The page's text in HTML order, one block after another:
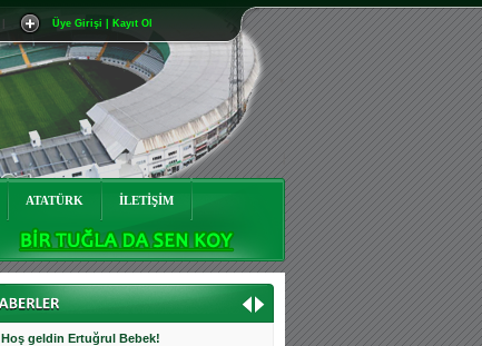
Üye Girişi | Kayıt Ol
ATATÜRK İLETİŞİM
Mutluluklar Ceyhun Tetik
Teksas tribünlerinin sevilen isimlerinde
Bursasporumuzun önü açılsın is
Teksaslı Bursasporlular Derneği Başkanı
Hoş geldin Alaz Bebek!
Teksas.org sistem yöneticisi, ekibimizin
Hoş geldin Göktuğ Bebek!
Teksas.org ekibimizden ve tribünlerimizi
Hoş geldin Kadir Kağan Bebek!
Teksas tribünlerinden Basri İleri'nin dü
Hoş geldin Ertuğrul Bebek!